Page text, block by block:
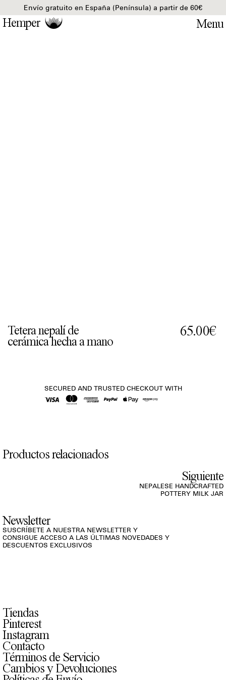
Envío gratuito en España (Península) a partir de 60€
Hemper
Tetera nepalí de
cerámica hecha a mano
65.00€
SECURED AND TRUSTED CHECKOUT WITH
Productos relacionados
Siguiente
NEPALESE HANDCRAFTED
POTTERY MILK JAR
Newsletter
SUSCRÍBETE A NUESTRA NEWSLETTER Y
CONSIGUE ACCESO A LAS ÚLTIMAS NOVEDADES Y
DESCUENTOS EXCLUSIVOS
Tiendas
Pinterest
Instagram
Contacto
Términos de Servicio
Cambios y Devoluciones